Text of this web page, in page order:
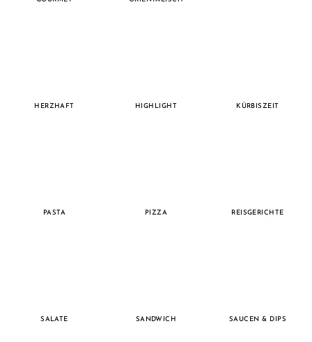
HERZHAFT HIGHLIGHT KÜRBISZEIT
PASTA PIZZA REISGERICHTE
SALATE SANDWICH SAUCEN & DIPS